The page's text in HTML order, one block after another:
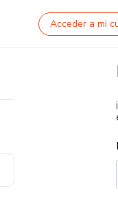
Acceder a mi